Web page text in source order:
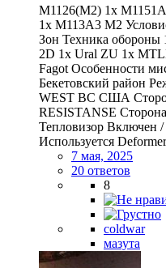
M1126(M2) 1x
1x M113A3 M2
Зон Техника обороны
2D 1x Ural ZU 1x
Fagot Особенности
Бекетовский район
WEST ВС США
RESISTANSE
Тепловизор Включен
Используется
7 мая, 2025
20 ответов
8
coldwar
мазута